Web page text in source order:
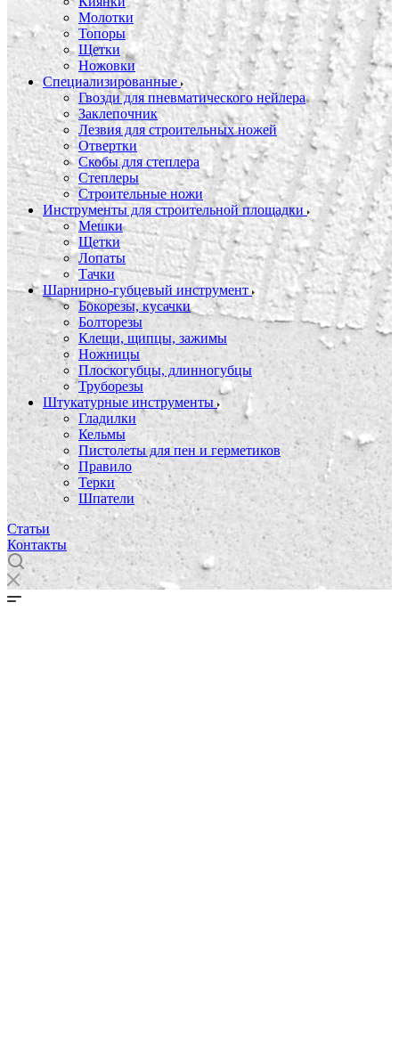
Молотки
Топоры
Щетки
Ножовки
Специализированные
Гвозди для пневматического нейлера
Заклепочник
Лезвия для строительных ножей
Отвертки
Скобы для степлера
Степлеры
Строительные ножи
Инструменты для строительной площадки
Мешки
Щетки
Лопаты
Тачки
Шарнирно-губцевый инструмент
Бокорезы, кусачки
Болторезы
Клещи, щипцы, зажимы
Ножницы
Плоскогубцы, длинногубцы
Труборезы
Штукатурные инструменты
Гладилки
Кельмы
Пистолеты для пен и герметиков
Правило
Терки
Шпатели
Статьи
Контакты